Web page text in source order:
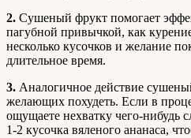
2. Сушеный фрукт помогает
пагубной привычкой, как
несколько кусочков и желание
длительное время.
3. Аналогичное действие
желающих похудеть. Если в
ощущаете нехватку чего-нибудь
1-2 кусочка вяленого ананаса,